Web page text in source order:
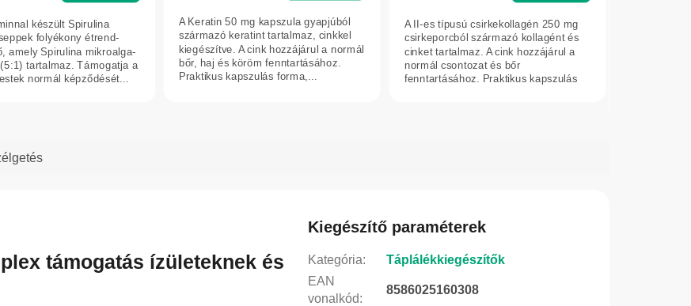
készült Spirulina
folyékony étrend-
amely Spirulina mikroalga-
tartalmaz. Támogatja a
normál képződését...
A Keratin 50 mg kapszula gyapjúból
származó keratint tartalmaz, cinkkel
kiegészítve. A cink hozzájárul a normál
bőr, haj és köröm fenntartásához.
Praktikus kapszulás forma,...
A II-es típusú csirkekollagén 250 mg
csirkeporcból származó kollagént és
cinket tartalmaz. A cink hozzájárul a
normál csontozat és bőr
fenntartásához. Praktikus kapszulás
támogatás ízületeknek és
Kiegészítő paraméterek
Kategória:
Táplálékkiegészítők
EAN
vonalkód:
8586025160308